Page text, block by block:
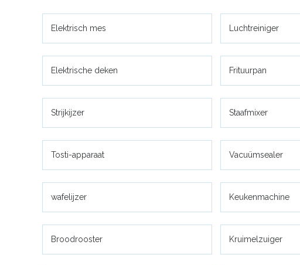
Elektrisch mes
Elektrische deken
Strijkijzer
Tosti-apparaat
wafelijzer
Broodrooster
Luchtreiniger
Frituurpan
Staafmixer
Vacuümsealer
Keukenmachine
Kruimelzuiger